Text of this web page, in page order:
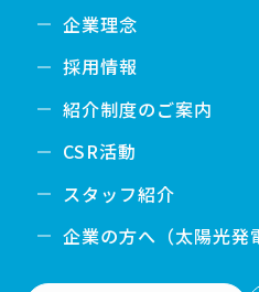
企業理念
採用情報
紹介制度のご案内
CSR活動
スタッフ紹介
企業の方へ（太陽光発